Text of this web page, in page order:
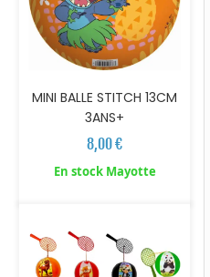
MINI BALLE STITCH 13CM
3ANS+
8,00 €
En stock Mayotte